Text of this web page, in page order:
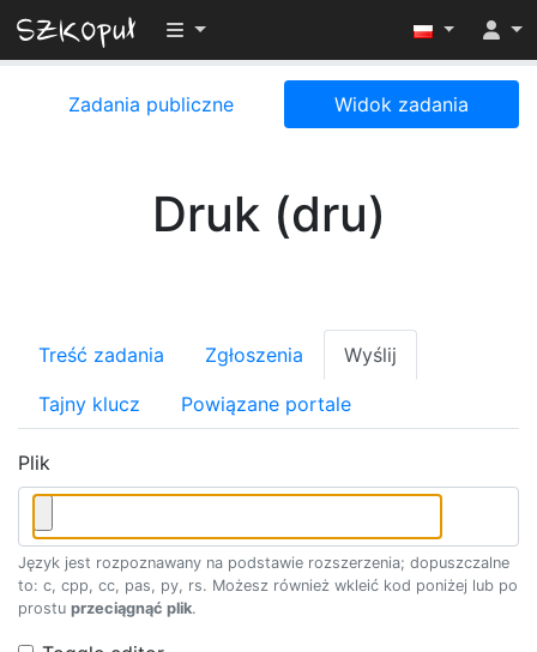
Przełącz widoczność menu
Zadania publiczne Widok zadania
Druk (dru)
Treść zadania Zgłoszenia Wyślij
Tajny klucz Powiązane portale
Plik
Język jest rozpoznawany na podstawie rozszerzenia; dopuszczalne
to: c, cpp, cc, pas, py, rs. Możesz również wkleić kod poniżej lub po
prostu przeciągnąć plik.